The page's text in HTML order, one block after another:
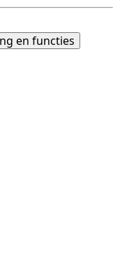
en functies